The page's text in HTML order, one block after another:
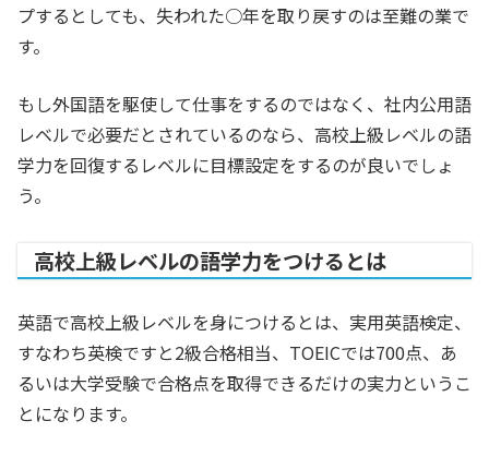
プするとしても、失われた○年を取り戻すのは至難の業で
す。
もし外国語を駆使して仕事をするのではなく、社内公用語
レベルで必要だとされているのなら、高校上級レベルの語
学力を回復するレベルに目標設定をするのが良いでしょ
う。
高校上級レベルの語学力をつけるとは
英語で高校上級レベルを身につけるとは、実用英語検定、
すなわち英検ですと2級合格相当、TOEICでは700点、あ
るいは大学受験で合格点を取得できるだけの実力というこ
とになります。